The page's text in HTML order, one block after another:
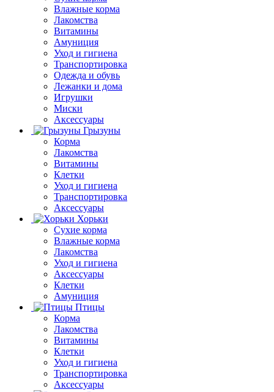
Влажные корма
Лакомства
Витамины
Амуниция
Уход и гигиена
Транспортировка
Одежда и обувь
Лежанки и дома
Игрушки
Миски
Аксессуары
Грызуны
Корма
Лакомства
Витамины
Клетки
Уход и гигиена
Транспортировка
Аксессуары
Хорьки
Сухие корма
Влажные корма
Лакомства
Уход и гигиена
Аксессуары
Клетки
Амуниция
Птицы
Корма
Лакомства
Витамины
Клетки
Уход и гигиена
Транспортировка
Аксессуары